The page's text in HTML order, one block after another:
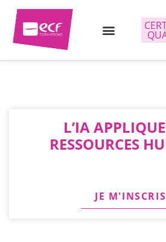
L’IA
RESSOURCES
JE M'INSCRIS